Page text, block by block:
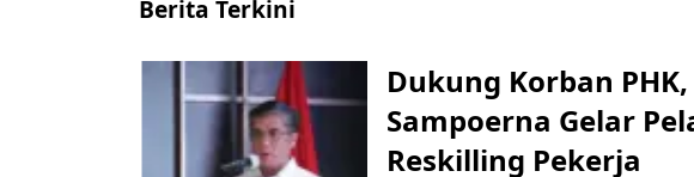
Berita Terkini
Dukung Korban
Sampoerna Gelar
Reskilling Pekerja